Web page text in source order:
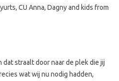
CU Anna, Dagny and kids from
straalt door naar de plek die jij
wat wij nu nodig hadden,